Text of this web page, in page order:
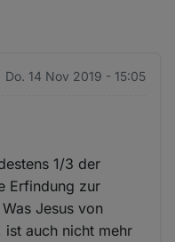
Do. 14 Nov 2019 - 15:05
1/3 der
Erfindung zur
Jesus von
auch nicht mehr